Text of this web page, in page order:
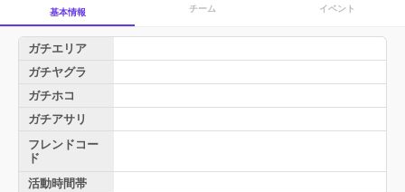
基本情報 チーム イベント
ガチエリア
ガチヤグラ
ガチホコ
ガチアサリ
フレンドコー
ド
活動時間帯